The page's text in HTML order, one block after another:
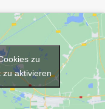
zu
zu aktivieren